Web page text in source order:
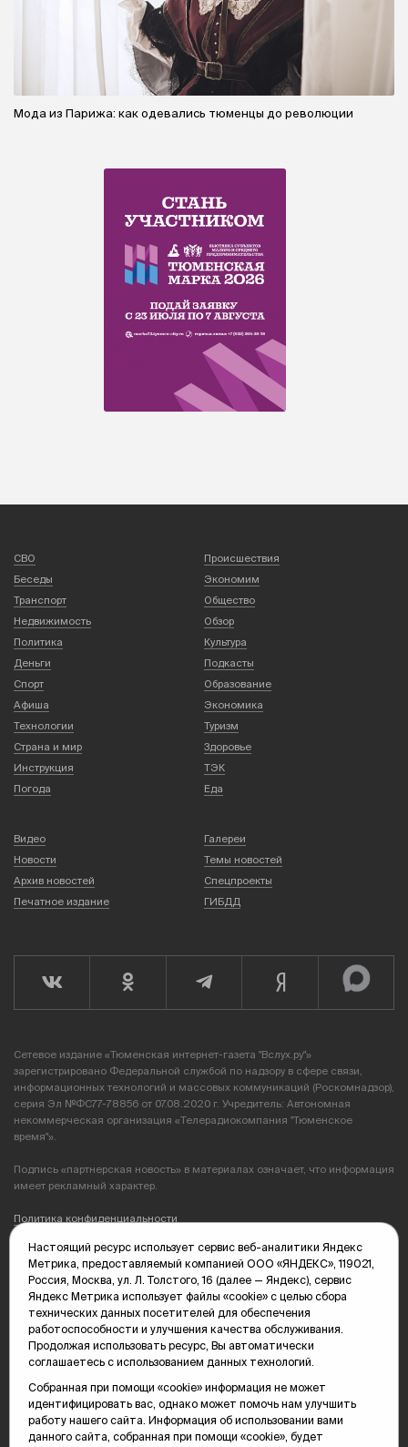
Мода из Парижа: как одевались тюменцы до революции
СВО
Происшествия
Беседы
Экономим
Транспорт
Общество
Недвижимость
Обзор
Политика
Культура
Деньги
Подкасты
Спорт
Образование
Афиша
Экономика
Технологии
Туризм
Страна и мир
Здоровье
Инструкция
ТЭК
Погода
Еда
Видео
Галереи
Новости
Темы новостей
Архив новостей
Спецпроекты
Печатное издание
ГИБДД
Сетевое издание «Тюменская интернет-газета "Вслух.ру"»
зарегистрировано Федеральной службой по надзору в сфере связи,
информационных технологий и массовых коммуникаций (Роскомнадзор),
серия Эл №ФС77-78856 от 07.08.2020 г. Учредитель: Автономная
некоммерческая организация «Телерадиокомпания "Тюменское
время"».
Подпись «партнерская новость» в материалах означает, что информация
имеет рекламный характер.
Политика конфиденциальности
Редакция: 625035, Тюмень, пр. Геологоразведчиков, 28А
(3452) 68-89-05
edit@vsluh.ru
Главный редактор: Панкина Т.Ю.
kika@vsluh.ru
По вопросам рекламы:
(3452) 68-89-78
kotovaev@sibinformburo.ru
mim@vsluh.ru
Настоящий ресурс использует сервис веб-аналитики Яндекс
Метрика, предоставляемый компанией ООО «ЯНДЕКС», 119021,
Россия, Москва, ул. Л. Толстого, 16 (далее — Яндекс), сервис
Яндекс Метрика использует файлы «cookie» с целью сбора
технических данных посетителей для обеспечения
работоспособности и улучшения качества обслуживания.
Продолжая использовать ресурс, Вы автоматически
соглашаетесь с использованием данных технологий.
Собранная при помощи «cookie» информация не может
идентифицировать вас, однако может помочь нам улучшить
работу нашего сайта. Информация об использовании вами
данного сайта, собранная при помощи «cookie», будет